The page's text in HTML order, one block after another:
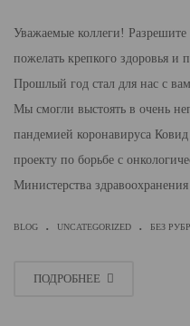
Уважаемые коллеги!
пожелать крепкого здоровья и
Прошлый год стал для нас с
Мы смогли выстоять в очень
пандемией коронавируса
проекту по борьбе с
Министерства
BLOG . UNCATEGORIZED . БЕЗ
ПОДРОБНЕЕ